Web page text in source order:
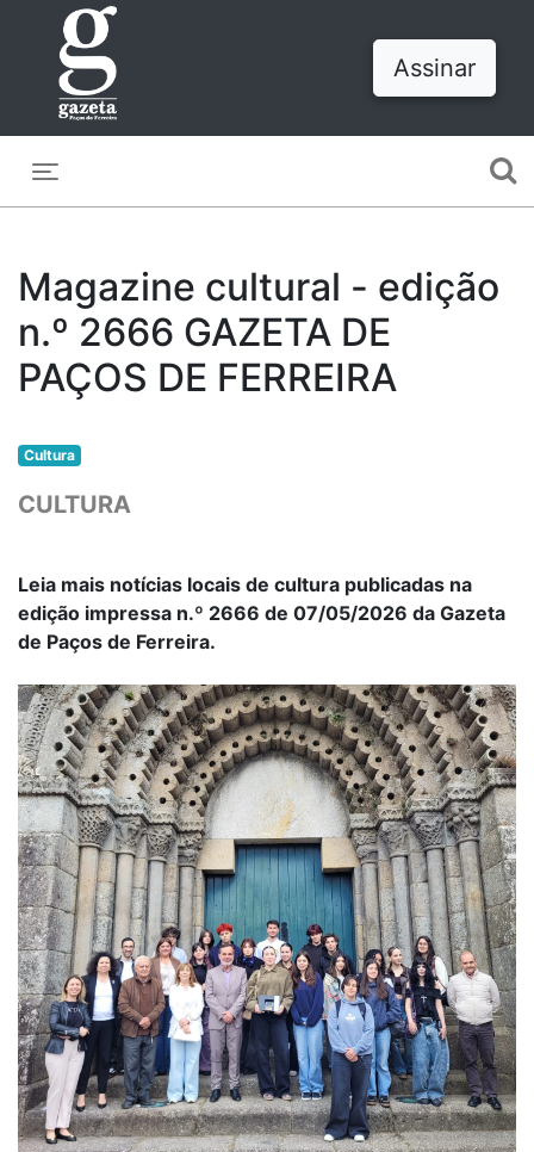
Assinar
Magazine cultural - edição
n.º 2666 GAZETA DE
PAÇOS DE FERREIRA
Cultura
CULTURA
Leia mais notícias locais de cultura publicadas na
edição impressa n.º 2666 de 07/05/2026 da Gazeta
de Paços de Ferreira.